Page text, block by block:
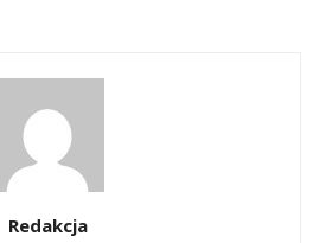
Redakcja